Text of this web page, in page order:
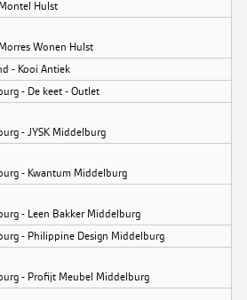
Hulst
Wonen Hulst
- Kooi Antiek
- De keet - Outlet
- JYSK Middelburg
- Kwantum Middelburg
- Leen Bakker Middelburg
- Philippine Design Middelburg
- Profijt Meubel Middelburg